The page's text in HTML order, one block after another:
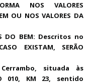
NOS VALORES
OU NOS VALORES DA
DO BEM: Descritos no
EXISTAM, SERÃO
Cerrambo, situada às
010, KM 23, sentido